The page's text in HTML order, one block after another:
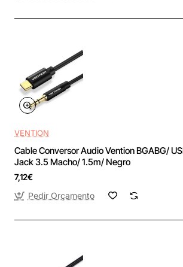
VENTION
Cable Conversor Audio Vention BGABG/
Jack 3.5 Macho/ 1.5m/ Negro
7,12€
Pedir Orçamento